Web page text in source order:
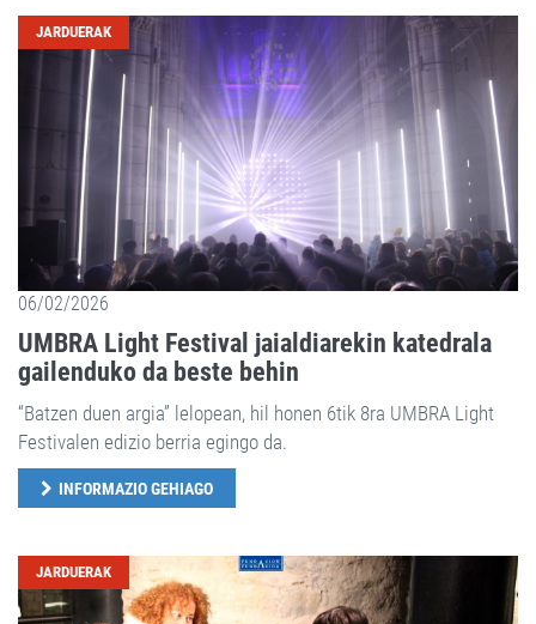
JARDUERAK
06/02/2026
UMBRA Light Festival jaialdiarekin katedrala
gailenduko da beste behin
“Batzen duen argia” lelopean, hil honen 6tik 8ra UMBRA Light
Festivalen edizio berria egingo da.
INFORMAZIO GEHIAGO
JARDUERAK